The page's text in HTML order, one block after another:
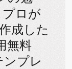
プロが
成した
無料
ンプレ